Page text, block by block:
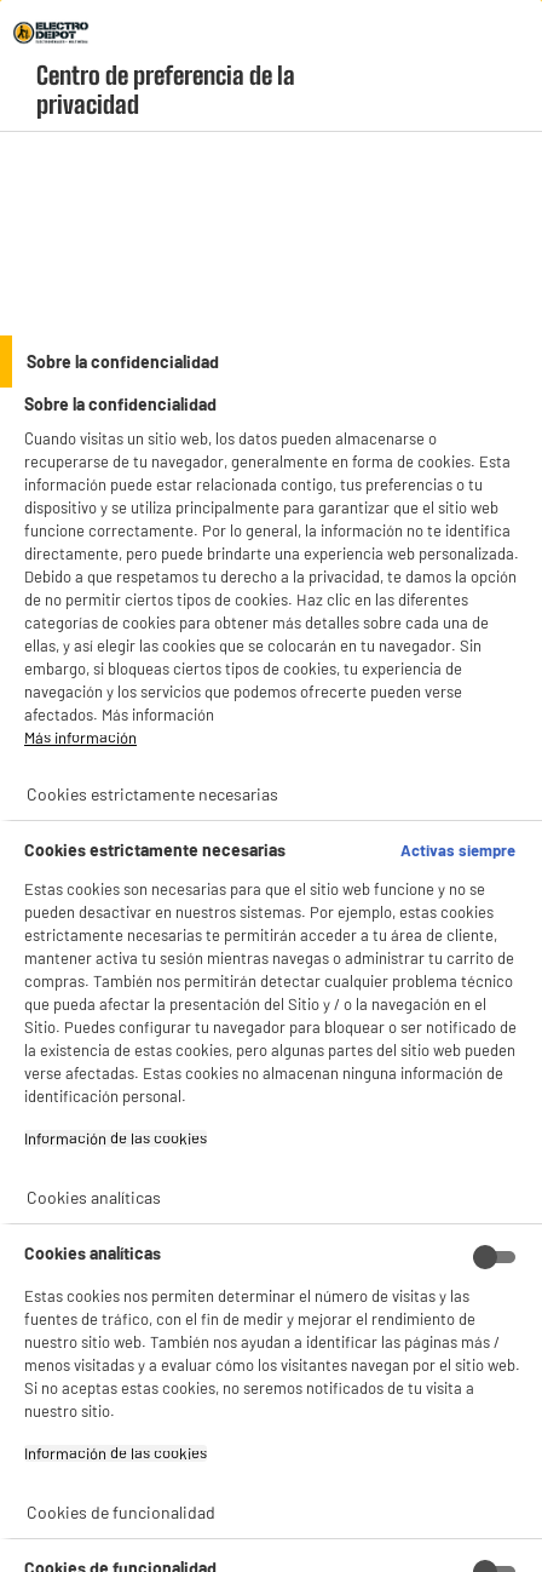
Menú
geolocation-header-icon-text
account
product_anchor_characteristics
7
Recogemos tu antiguo dispositivo
Recogemosgratuitamente
Rechazar todas
BIENVENIDO a ELECTRO
DEPOT
Con el fin de mejorar tu experiencia, y tras tu consentimiento, ELECTRO DEPOT
y sus socios utilizan cookies que procesan tus datos personales para:
- compartir contenido adaptado a tus preferencias
- ofrecer publicidad y comunicaciones personalizadas
- facilitar el intercambio de contenido en las redes sociales
- analizar el tráfico en nuestro sitio web Consulta la política de cookies.
Consulta la política de cookies..
estadísticas anónimas basadas en tu navegación. Puedes oponerte a su uso
✔ ACEPTAR TODAS
Centro de preferencia de la
privacidad
Sobre la confidencialidad
Sobre la confidencialidad
Cuando visitas un sitio web, los datos pueden almacenarse o
recuperarse de tu navegador, generalmente en forma de cookies. Esta
información puede estar relacionada contigo, tus preferencias o tu
dispositivo y se utiliza principalmente para garantizar que el sitio web
funcione correctamente. Por lo general, la información no te identifica
directamente, pero puede brindarte una experiencia web personalizada.
Debido a que respetamos tu derecho a la privacidad, te damos la opción
de no permitir ciertos tipos de cookies. Haz clic en las diferentes
categorías de cookies para obtener más detalles sobre cada una de
ellas, y así elegir las cookies que se colocarán en tu navegador. Sin
embargo, si bloqueas ciertos tipos de cookies, tu experiencia de
navegación y los servicios que podemos ofrecerte pueden verse
afectados. Más información
Más información
Cookies estrictamente necesarias
Cookies estrictamente necesarias
Activas siempre
Estas cookies son necesarias para que el sitio web funcione y no se
pueden desactivar en nuestros sistemas. Por ejemplo, estas cookies
estrictamente necesarias te permitirán acceder a tu área de cliente,
mantener activa tu sesión mientras navegas o administrar tu carrito de
compras. También nos permitirán detectar cualquier problema técnico
que pueda afectar la presentación del Sitio y / o la navegación en el
Sitio. Puedes configurar tu navegador para bloquear o ser notificado de
la existencia de estas cookies, pero algunas partes del sitio web pueden
verse afectadas. Estas cookies no almacenan ninguna información de
identificación personal.
Información de las cookies‎
Cookies analíticas
Cookies analíticas
Estas cookies nos permiten determinar el número de visitas y las
fuentes de tráfico, con el fin de medir y mejorar el rendimiento de
nuestro sitio web. También nos ayudan a identificar las páginas más /
menos visitadas y a evaluar cómo los visitantes navegan por el sitio web.
Si no aceptas estas cookies, no seremos notificados de tu visita a
nuestro sitio.
Información de las cookies‎
Cookies de funcionalidad
Cookies de funcionalidad